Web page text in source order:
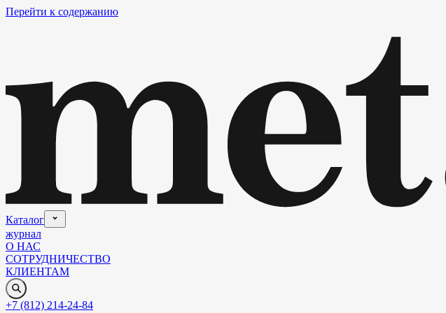
Перейти к содержанию
Каталог
журнал
О НАС
СОТРУДНИЧЕСТВО
КЛИЕНТАМ
+7 (812) 214-24-84